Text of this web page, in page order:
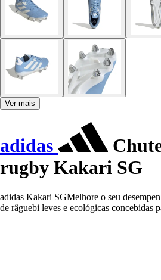
Ver mais
adidas
rugby Kakari SG
adidas Kakari SGMelhore o seu
de râguebi leves e ecológicas concebidas